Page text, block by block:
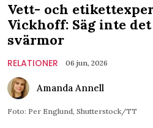
Vett- och
Vickhoff: Säg inte
svärmor
RELATIONER 06 jun, 2026
Amanda Annell
Foto: Per Englund, Shutterstock/TT